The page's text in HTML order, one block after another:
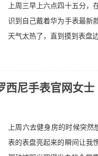
上周三早上六点四十五分
识到自己戴着华为手表最新
天气太热了，直到摸到表盘
西尼手表官网女士
上周六去健身房的时候突
表的表盘亮起来的瞬间让我